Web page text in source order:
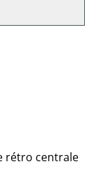
rétro centrale